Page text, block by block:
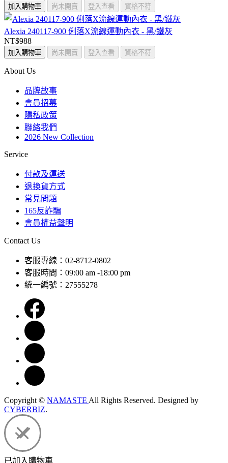
加入購物車 尚未開賣 登入查看 資格不符
Alexia 240117-900 俐落X流線運動內衣 - 黑/鐵灰
NT$988
加入購物車 尚未開賣 登入查看 資格不符
About Us
品牌故事
會員招募
隱私政策
聯絡我們
2026 New Collection
Service
付款及運送
退換貨方式
常見問題
165反詐騙
會員權益聲明
Contact Us
客服專線：02-8712-0802
客服時間：09:00 am -18:00 pm
統一編號：27555278
Copyright © NAMASTE All Rights Reserved. Designed by
CYBERBIZ.
已加入購物車